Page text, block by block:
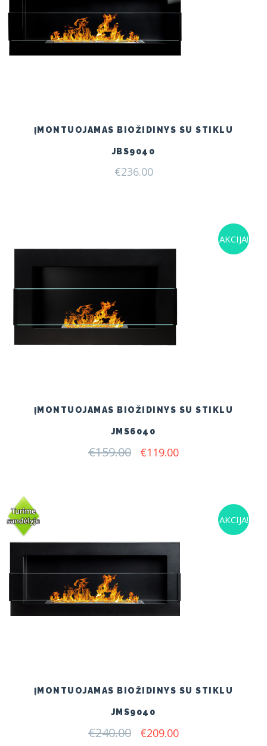
ĮMONTUOJAMAS BIOŽIDINYS SU STIKLU
JBS9040
€236.00
AKCIJA!
ĮMONTUOJAMAS BIOŽIDINYS SU STIKLU
JMS6040
€159.00 Original
€119.00Current
AKCIJA!
ĮMONTUOJAMAS BIOŽIDINYS SU STIKLU
JMS9040
€240.00 Original
€209.00Current